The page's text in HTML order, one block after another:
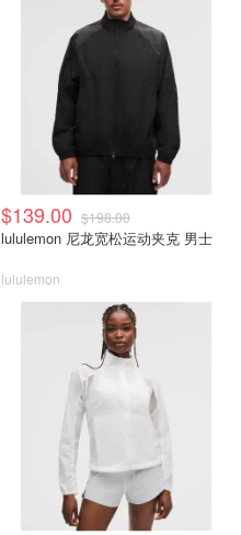
$139.00 $198.00
lululemon 尼龙宽松运动夹克 男士
lululemon